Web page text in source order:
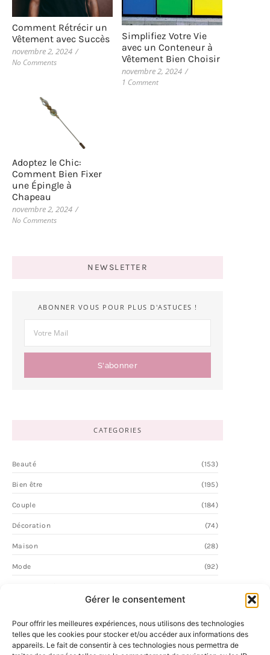
Gérer le consentement
Pour offrir les meilleures expériences, nous utilisons des technologies
telles que les cookies pour stocker et/ou accéder aux informations des
appareils. Le fait de consentir à ces technologies nous permettra de
Comment Rétrécir un
Vêtement avec Succès
novembre 2, 2024 /
No Comments
Simplifiez Votre Vie
avec un Conteneur à
Vêtement Bien Choisir
novembre 2, 2024 /
1 Comment
Adoptez le Chic:
Comment Bien Fixer
une Épingle à
Chapeau
novembre 2, 2024 /
No Comments
NEWSLETTER
ABONNER VOUS POUR PLUS D'ASTUCES !
S'abonner
CATEGORIES
Beauté (153)
Bien être (195)
Couple (184)
Décoration (74)
Maison (28)
Mode (92)